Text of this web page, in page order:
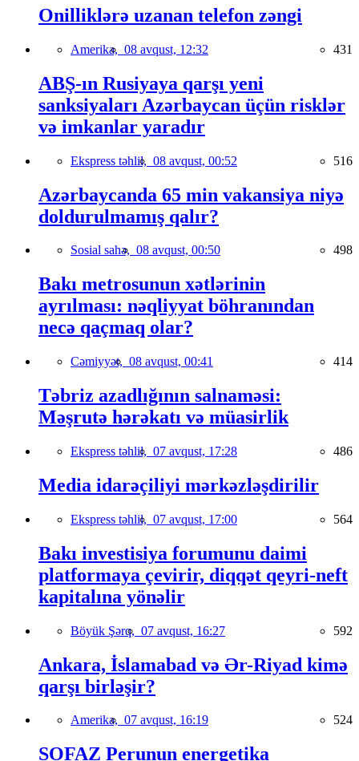
Onilliklərə uzanan telefon zəngi
Amerika, 08 avqust, 12:32 431
ABŞ-ın Rusiyaya qarşı yeni
sanksiyaları Azərbaycan üçün risklər
və imkanlar yaradır
Ekspress təhlil, 08 avqust, 00:52 516
Azərbaycanda 65 min vakansiya niyə
doldurulmamış qalır?
Sosial sahə, 08 avqust, 00:50 498
Bakı metrosunun xətlərinin
ayrılması: nəqliyyat böhranından
necə qaçmaq olar?
Cəmiyyət, 08 avqust, 00:41 414
Təbriz azadlığının salnaməsi:
Məşrutə hərəkatı və müasirlik
Ekspress təhlil, 07 avqust, 17:28 486
Media idarəçiliyi mərkəzləşdirilir
Ekspress təhlil, 07 avqust, 17:00 564
Bakı investisiya forumunu daimi
platformaya çevirir, diqqət qeyri-neft
kapitalına yönəlir
Böyük Şərq, 07 avqust, 16:27 592
Ankara, İslamabad və Ər-Riyad kimə
qarşı birləşir?
Amerika, 07 avqust, 16:19 524
SOFAZ Perunun energetika